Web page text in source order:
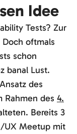
Idee
Tests? Zur
oftmals
schon
banal Lust.
des
Rahmen des 4.
Bereits 3
UX Meetup mit